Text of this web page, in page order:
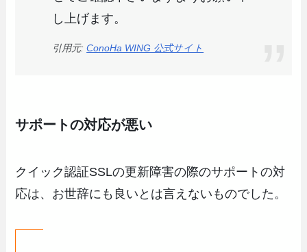
し上げます。
引用元:ConoHa WING 公式サイト
サポートの対応が悪い
クイック認証SSLの更新障害の際のサポートの対
応は、お世辞にも良いとは言えないものでした。